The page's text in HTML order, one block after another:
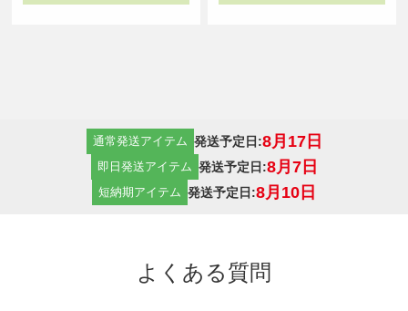
通常発送アイテム 発送予定日:8月17日
即日発送アイテム 発送予定日:8月7日
短納期アイテム 発送予定日:8月10日
よくある質問